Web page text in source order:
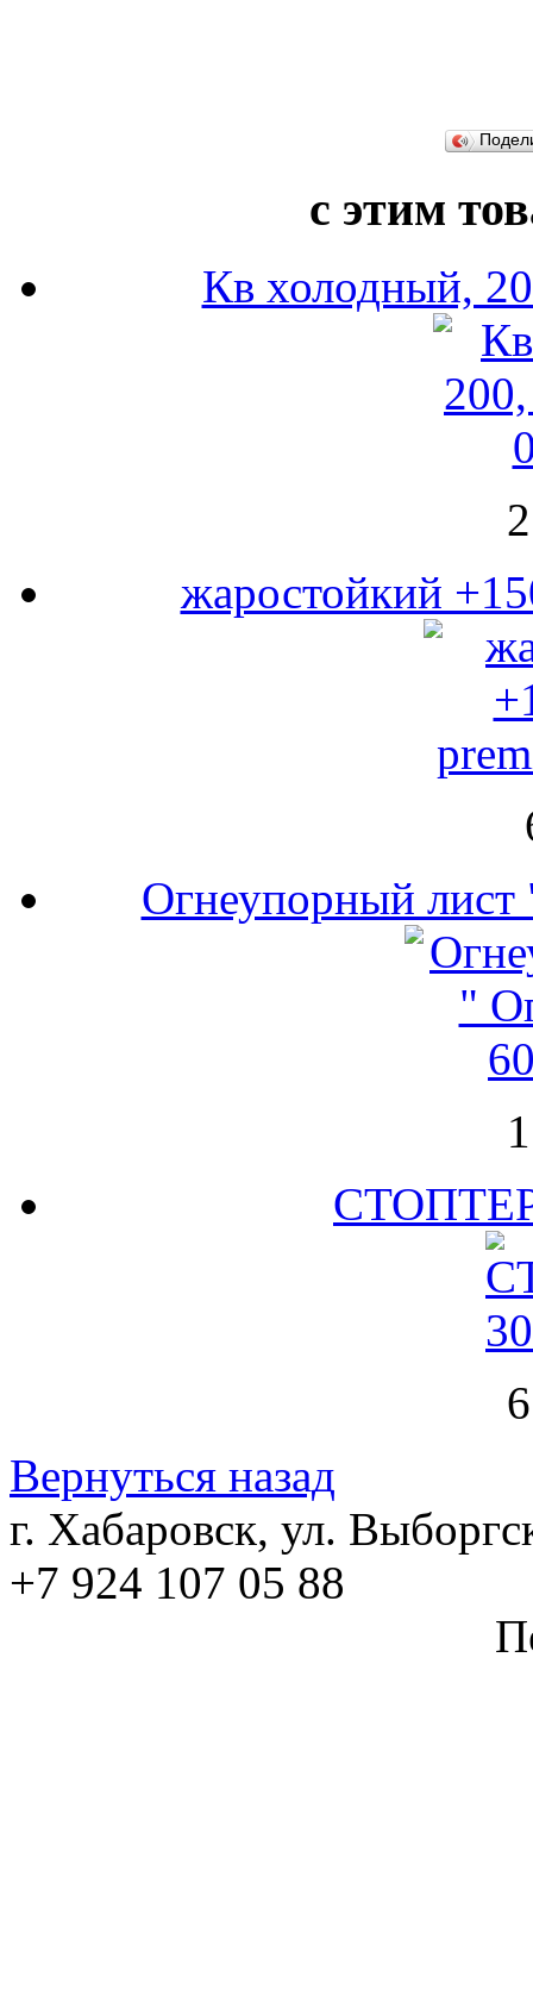
с этим
Кв холодный,
жаростойкий
Огнеупорный
Вернуться назад
г. Хабаровск, ул.
+7 924 107 05 88